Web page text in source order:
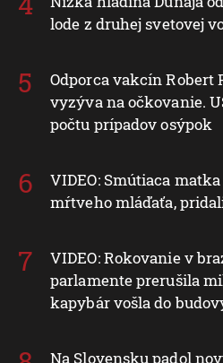
lode z druhej svetovej
Odporca vakcín Robert
vyzýva na očkovanie.
počtu prípadov osýpok
VIDEO: Smútiaca
mŕtveho mláďaťa,
VIDEO: Rokovanie v
parlamente prerušila
kapybár vošla do
Na Slovensku padol